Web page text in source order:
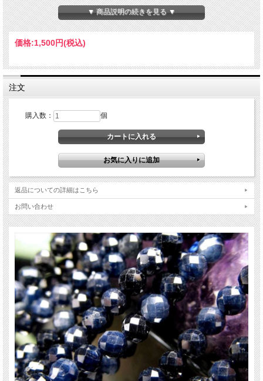
グレードなど
-
サファイア【青玉】
商品説明
小粒サイズの多面カットが施された、天然石ビーズの一連販売です。
光を受けるたびに細やかに反射し、キラキラとした上品な輝きをお楽しみいただ
イド作品に取り入れやすい万能サイズ。
同形状で様々な天然石があるため、色違いや石違いで揃えるのもオススメです。
【意味合い・云われ・伝承等】
冷静な思考力と判断力を与える
勝利を呼ぶ
ご注意事項
※穴径は約0.2mmのため、オペロンゴムやシリコンゴムは通りません。ご理解い
ただける方のみお買い求めください。
※天然石ですので細かなカケや凹み、歪な部分やクラックなどがある場合があり
ます。
※天然石商品には色みに個体差があります。また出来る限り自然な色みになるよ
う撮影を心がけておりますが、お使いのディスプレイ環境によって表示される色
みに差が出る場合があります。ご了承下さい。
※連商品は一連状態での仕入れとなっておりますので、歪な珠が含まれているこ
とがあります。
※連商品は一連に付き、最大で3珠ほど仕様の異なる珠が混ざっていることがあ
ります。ビーズ石の製造上の仕様ですのでご了承下さい。
※サイズは目安です。細かな誤差が出る場合があります。
関連キーワード
▼ 商品説明の続きを見る ▼
価格:1,500円(税込)
注文
購入数： 個
返品についての詳細はこちら
お問い合わせ